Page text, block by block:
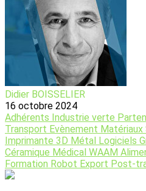
Didier BOISSELIER
16 octobre 2024
Adhérents Industrie verte
Transport Evènement Matériaux
Imprimante 3D Métal Logiciels
Céramique Médical WAAM
Formation Robot Export Post-